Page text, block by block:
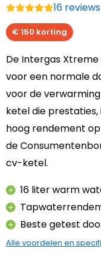
Gemiddelde
beoordeling:
4.8
van
de
16 reviews
€ 150 korting
De Intergas
voor een normale
voor de
ketel die prestaties,
hoog rendement
de
cv-ketel.
16 liter warm
Beste getest
Alle voordelen en